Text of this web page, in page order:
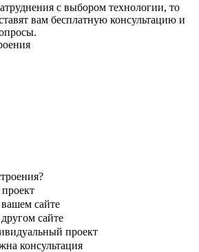
с выбором технологии, то
вам бесплатную консультацию и
сайте
сайте
проект
консультация